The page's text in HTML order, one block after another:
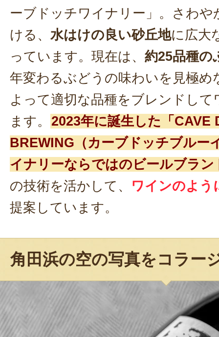
ーブドッチワイナリー」。さわや
ける、水はけの良い砂丘地に広大
っています。現在は、 約25品種の
年変わるぶどうの味わいを見極め
よって適切な品種をブレンドし
ます。 2023年に誕生した「CAVE
BREWING（カーブドッチブルー
イナリーならではのビールブラン
の技術を活かして、 ワインのよう
提案しています。
角田浜の空の写真をコラー